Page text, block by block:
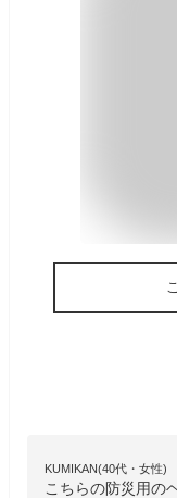
KUMIKAN(40代・女性)
こちらの防災用の